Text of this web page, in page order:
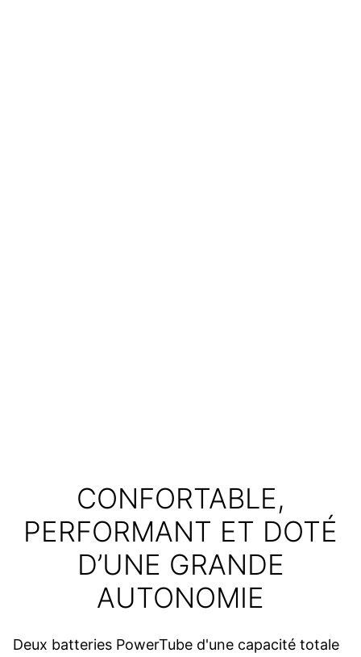
CONFORTABLE,
PERFORMANT ET DOTÉ
D’UNE GRANDE
AUTONOMIE
Deux batteries PowerTube d'une capacité totale